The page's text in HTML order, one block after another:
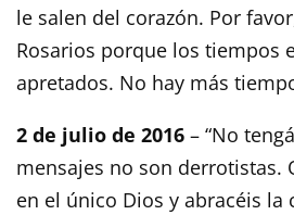
le salen del corazón. Por
Rosarios porque los tiempos
apretados. No hay más
2 de julio de 2016 – “No
mensajes no son derrotistas.
en el único Dios y abracéis la